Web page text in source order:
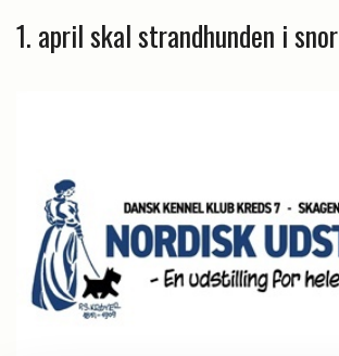
1. april skal strandhunden i snor